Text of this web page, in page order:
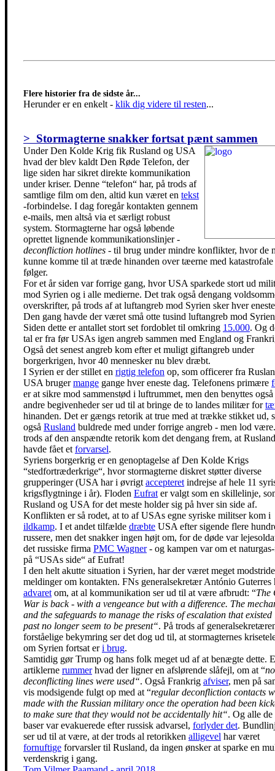
Flere historier fra de sidste år...
Herunder er en enkelt - klik dig videre til resten...
> Stormagterne snakker fortsat pænt sammen
Under Den Kolde Krig fik Rusland og USA
hvad der blev kaldt Den Røde Telefon, der
lige siden har sikret direkte kommunikation
under kriser. Denne “telefon“ har, på trods af
samtlige film om den, altid kun været en tekst
-forbindelse. I dag foregår kontakten gennem
e-mails, men altså via et særligt robust
system. Stormagterne har også løbende
oprettet lignende kommunikationslinjer -
deconfliction hotlines - til brug under mindre konflikter, hvor de
kunne komme til at træde hinanden over tæerne med katastrofale
følger.
For et år siden var forrige gang, hvor USA sparkede stort ud
mod Syrien og i alle medierne. Det trak også dengang
overskrifter, på trods af at luftangreb mod Syrien sker hver
Den gang havde der været små otte tusind luftangreb mod
Siden dette er antallet stort set fordoblet til omkring 15.000. Og
tal er fra før USAs igen angreb sammen med England og
Også det senest angreb kom efter et muligt giftangreb under
borgerkrigen, hvor 40 mennesker nu blev dræbt.
I Syrien er der stillet en rigtig telefon op, som officerer fra
USA brugermange gange hver eneste dag. Telefonens primære
er at sikre mod sammenstød i luftrummet, men den benyttes også
andre begivenheder ser ud til at bringe de to landes militær for
hinanden. Det er gængs retorik at true med at trække stikket ud,
også Rusland buldrede med under forrige angreb - men lod
trods af den anspændte retorik kom det dengang frem, at Rusland
havde fået et forvarsel.
Syriens borgerkrig er en genoptagelse af Den Kolde Krigs
“stedfortræderkrige“, hvor stormagterne diskret støtter diverse
grupperinger (USA har i øvrigt accepteret indrejse af hele 11
krigsflygtninge i år). Floden Eufrat er valgt som en skillelinje,
Rusland og USA for det meste holder sig på hver sin side af.
Konflikten er så rodet, at to af USAs egne syriske militser kom i
ildkamp. I et andet tilfælde dræbte USA efter sigende flere
russere, men det snakker ingen højt om, for de døde var
det russiske firma PMC Wagner- og kampen var om et
på “USAs side“ af Eufrat!
I den helt akutte situation i Syrien, har der været meget
meldinger om kontakten. FNs generalsekretær António Guterres
advaret om, at al kommunikation ser ud til at være afbrudt: “The
War is back - with a vengeance but with a difference. The
and the safeguards to manage the risks of escalation that existed
past no longer seem to be present“. På trods af
forståelige bekymring ser det dog ud til, at stormagternes
om Syrien fortsat eri brug.
Samtidig gør Trump og hans folk meget ud af at benægte dette.
artiklerne rummerhvad der ligner en afslørende slåfejl, om at “
deconflicting lines were used“. Også Frankrig afviser, men på
vis modsigende fulgt op med at “regular deconfliction contacts
made with the Russian military once the operation had been
to make sure that they would not be accidentally hit“. Og alle de
baser var evakuerede efter russisk advarsel, forlyder det.
ser ud til at være, at der trods al retorikken alligevel har været
fornuftige forvarsler til Rusland, da ingen ønsker at sparke en
verdenskrig i gang.